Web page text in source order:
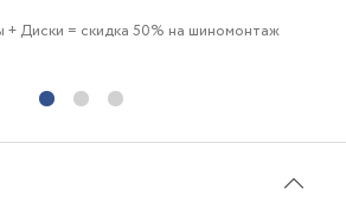
+ Диски = скидка 50% на шиномонтаж